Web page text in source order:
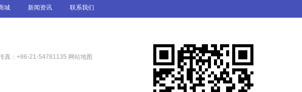
城 新闻资讯 联系我们
真：+86-21-54781135 网站地图